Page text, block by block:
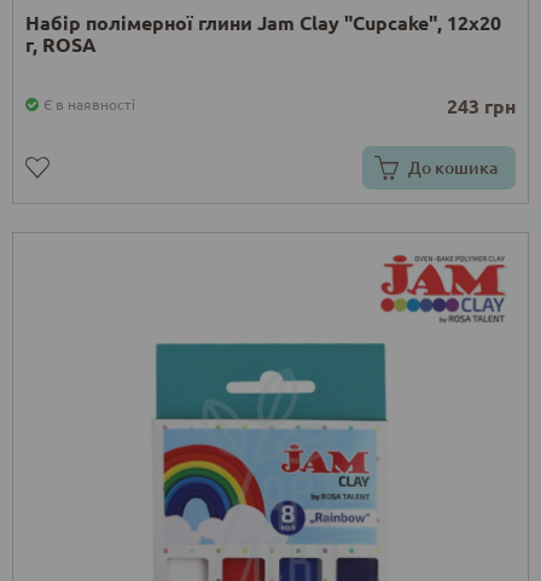
Набір полімерної глини Jam Clay "Cupcake", 12х20
г, ROSA
Є в наявності 243 грн
До кошика